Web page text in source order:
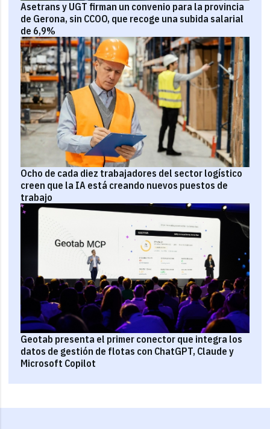
Asetrans y UGT firman un convenio para la provincia
de Gerona, sin CCOO, que recoge una subida salarial
de 6,9%
Ocho de cada diez trabajadores del sector logístico
creen que la IA está creando nuevos puestos de
trabajo
Geotab presenta el primer conector que integra los
datos de gestión de flotas con ChatGPT, Claude y
Microsoft Copilot